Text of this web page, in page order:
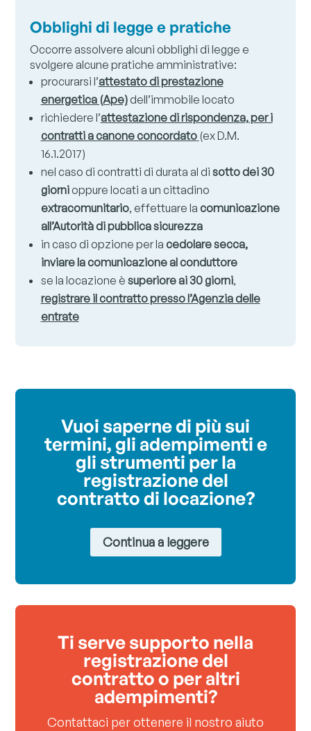
Obblighi di legge e pratiche
Occorre assolvere alcuni obblighi di legge e
svolgere alcune pratiche amministrative:
procurarsi l’attestato di prestazione
energetica (Ape)dell’immobile locato
richiedere l’attestazione di rispondenza, per i
contratti a canone concordato (ex D.M.
16.1.2017)
nel caso di contratti di durata al di sotto dei 30
giornioppure locati a un cittadino
extracomunitario, effettuare la comunicazione
all’Autorità di pubblica sicurezza
in caso di opzione per la cedolare secca,
inviare la comunicazione al conduttore
se la locazione è superiore ai 30 giorni,
registrare il contratto presso l’Agenzia delle
entrate
Vuoi saperne di più sui
termini, gli adempimenti e
gli strumenti per la
registrazione del
contratto di locazione?
Continua a leggere
Ti serve supporto nella
registrazione del
contratto o per altri
adempimenti?
Contattaci per ottenere il nostro aiuto